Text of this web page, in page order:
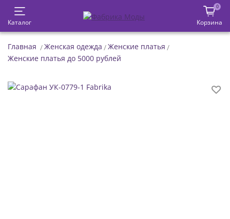
Каталог
0
Корзина
Главная Женская одежда
Женские платья
Женские платья до 5000 рублей